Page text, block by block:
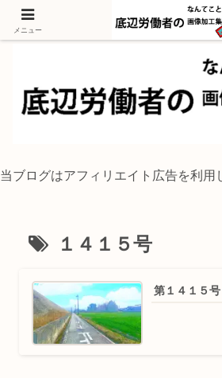
独身底辺おじさんが風景写真をイラス
当ブログはアフィリエイト広告を利用
１４１５号
第１４１５
メニュー